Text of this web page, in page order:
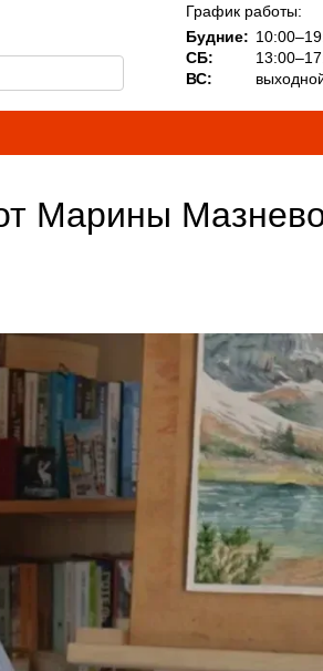
График работы:
Будние:
СБ:
ВС:
Марины